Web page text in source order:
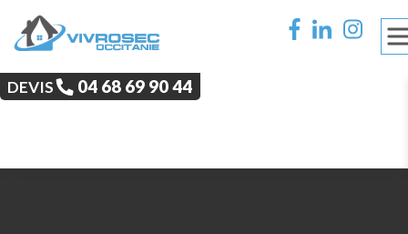
DEVIS ‭04 68 69 90 44‬